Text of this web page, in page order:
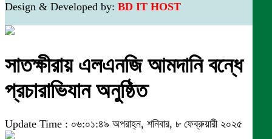
Design & Developed by: BD IT HOST
সাতক্ষীরায় এলএনজি আমদানি বন্ধে
প্রচারাভিযান অনুষ্ঠিত
Update Time : ০৬:০১:৪৯ অপরাহ্ন, শনিবার, ৮ ফেব্রুয়ারী ২০২৫